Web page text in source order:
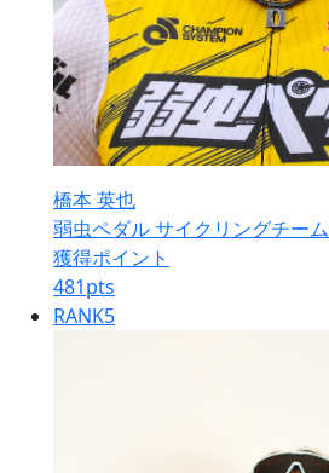
橋本 英也
弱虫ペダル サイクリングチーム
獲得ポイント
481pts
RANK5